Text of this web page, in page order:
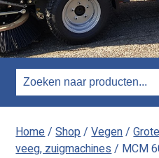
Home/Shop/Vegen/
veeg, zuigmachines/ MCM